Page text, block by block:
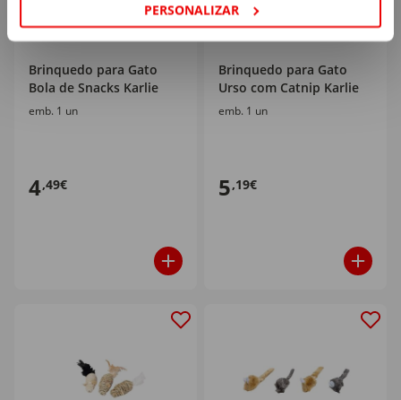
PERSONALIZAR
Brinquedo para Gato
Bola de Snacks Karlie
emb. 1 un
4,49€
Brinquedo para Gato
Urso com Catnip Karlie
emb. 1 un
5,19€